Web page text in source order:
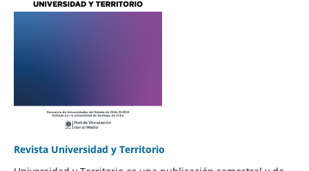
Revista Universidad y Territorio